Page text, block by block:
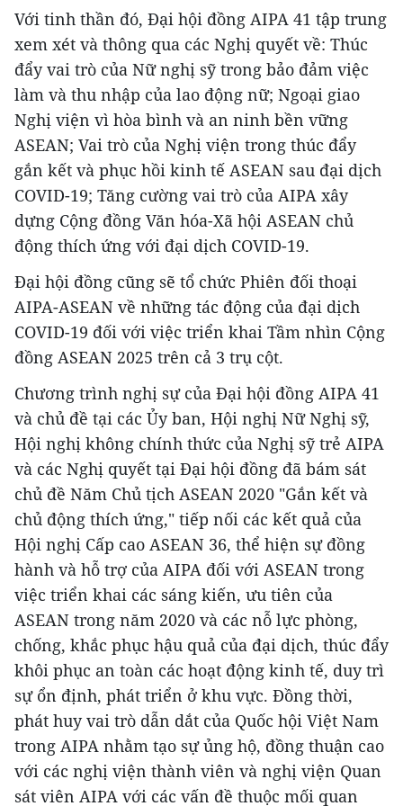
Với tinh thần đó, Đại hội đồng AIPA 41 tập trung
xem xét và thông qua các Nghị quyết về: Thúc
đẩy vai trò của Nữ nghị sỹ trong bảo đảm việc
làm và thu nhập của lao động nữ; Ngoại giao
Nghị viện vì hòa bình và an ninh bền vững
ASEAN; Vai trò của Nghị viện trong thúc đẩy
gắn kết và phục hồi kinh tế ASEAN sau đại dịch
COVID-19; Tăng cường vai trò của AIPA xây
dựng Cộng đồng Văn hóa-Xã hội ASEAN chủ
động thích ứng với đại dịch COVID-19.
Đại hội đồng cũng sẽ tổ chức Phiên đối thoại
AIPA-ASEAN về những tác động của đại dịch
COVID-19 đối với việc triển khai Tầm nhìn Cộng
đồng ASEAN 2025 trên cả 3 trụ cột.
Chương trình nghị sự của Đại hội đồng AIPA 41
và chủ đề tại các Ủy ban, Hội nghị Nữ Nghị sỹ,
Hội nghị không chính thức của Nghị sỹ trẻ AIPA
và các Nghị quyết tại Đại hội đồng đã bám sát
chủ đề Năm Chủ tịch ASEAN 2020 "Gắn kết và
chủ động thích ứng," tiếp nối các kết quả của
Hội nghị Cấp cao ASEAN 36, thể hiện sự đồng
hành và hỗ trợ của AIPA đối với ASEAN trong
việc triển khai các sáng kiến, ưu tiên của
ASEAN trong năm 2020 và các nỗ lực phòng,
chống, khắc phục hậu quả của đại dịch, thúc đẩy
khôi phục an toàn các hoạt động kinh tế, duy trì
sự ổn định, phát triển ở khu vực. Đồng thời,
phát huy vai trò dẫn dắt của Quốc hội Việt Nam
trong AIPA nhằm tạo sự ủng hộ, đồng thuận cao
với các nghị viện thành viên và nghị viện Quan
sát viên AIPA với các vấn đề thuộc mối quan